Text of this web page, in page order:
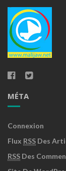
MÉTA
Connexion
Flux RSS Des
RSS Des